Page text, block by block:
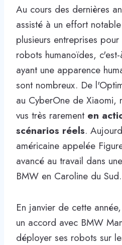
Au cours des dernières
assisté à un effort
plusieurs entreprises
robots humanoïdes,
ayant une apparence
sont nombreux. De
au CyberOne de Xiaomi,
vus très rarement en
scénarios réels.
américaine appelée
avancé au travail dans
BMW en Caroline du Sud.
En janvier de cette
un accord avec BMW
déployer ses robots sur